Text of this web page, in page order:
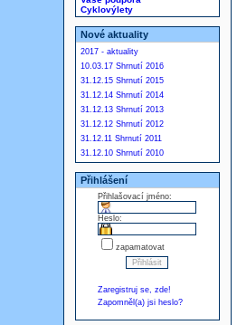
Cyklovýlety
Nové aktuality
2017 - aktuality
10.03.17 Shrnutí 2016
31.12.15 Shrnutí 2015
31.12.14 Shrnutí 2014
31.12.13 Shrnutí 2013
31.12.12 Shrnutí 2012
31.12.11 Shrnutí 2011
31.12.10 Shrnutí 2010
Přihlášení
Přihlašovací jméno:
Heslo:
zapamatovat
Zaregistruj se, zde!
Zapomněl(a) jsi heslo?